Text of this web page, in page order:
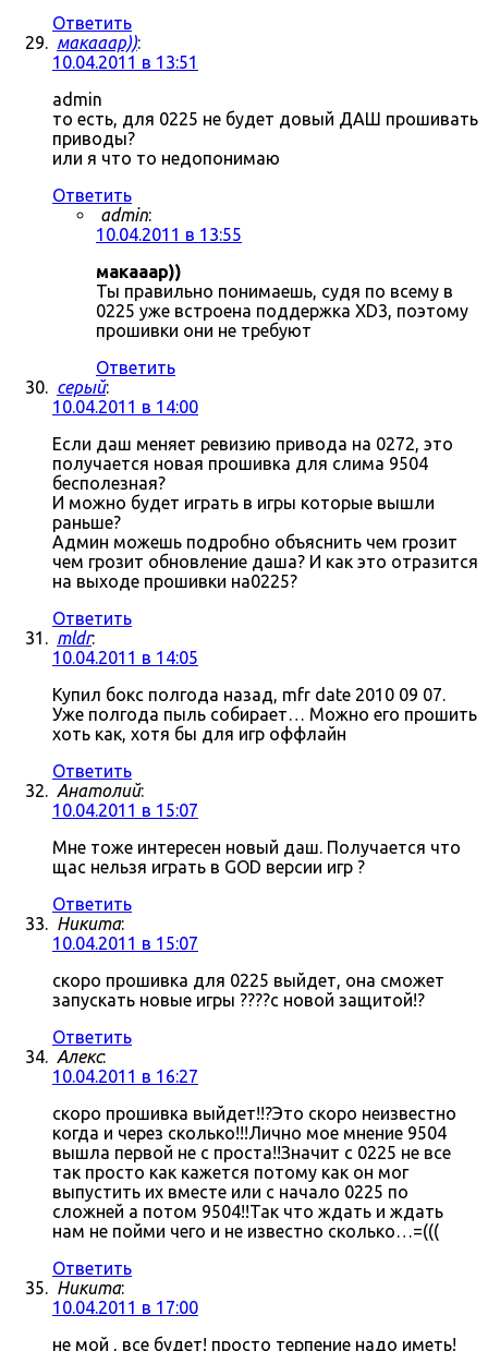
Ответить
макааар)):
10.04.2011 в 13:51
admin
то есть, для 0225 не будет довый ДАШ прошивать
приводы?
или я что то недопонимаю
Ответить
admin:
10.04.2011 в 13:55
макааар))
Ты правильно понимаешь, судя по всему в
0225 уже встроена поддержка XD3, поэтому
прошивки они не требуют
Ответить
серый:
10.04.2011 в 14:00
Если даш меняет ревизию привода на 0272, это
получается новая прошивка для слима 9504
бесполезная?
И можно будет играть в игры которые вышли
раньше?
Админ можешь подробно объяснить чем грозит
чем грозит обновление даша? И как это отразится
на выходе прошивки на0225?
Ответить
mldr:
10.04.2011 в 14:05
Купил бокс полгода назад, mfr date 2010 09 07.
Уже полгода пыль собирает… Можно его прошить
хоть как, хотя бы для игр оффлайн
Ответить
Анатолий:
10.04.2011 в 15:07
Мне тоже интересен новый даш. Получается что
щас нельзя играть в GOD версии игр ?
Ответить
Никита:
10.04.2011 в 15:07
скоро прошивка для 0225 выйдет, она сможет
запускать новые игры ????с новой защитой!?
Ответить
Алекс:
10.04.2011 в 16:27
скоро прошивка выйдет!!?Это скоро неизвестно
когда и через сколько!!!Лично мое мнение 9504
вышла первой не с проста!!Значит с 0225 не все
так просто как кажется потому как он мог
выпустить их вместе или с начало 0225 по
сложней а потом 9504!!Так что ждать и ждать
нам не пойми чего и не известно сколько…=(((
Ответить
Никита:
10.04.2011 в 17:00
не мой , все будет! просто терпение надо иметь!